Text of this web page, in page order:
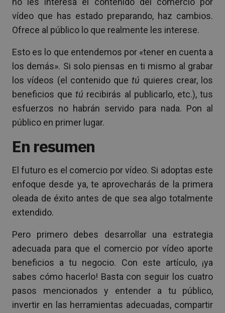
vídeo que has estado preparando, haz cambios.
Ofrece al público lo que realmente les interese.
Esto es lo que entendemos por «tener en cuenta a
los demás». Si solo piensas en ti mismo al grabar
los vídeos (el contenido quetú quieres crear, los
beneficios quetú recibirás al publicarlo, etc.), tus
esfuerzos no habrán servido para nada. Pon al
público en primer lugar.
En resumen
El futuro es el comercio por vídeo. Si adoptas este
enfoque desde ya, te aprovecharás de la primera
oleada de éxito antes de que sea algo totalmente
extendido.
Pero primero debes desarrollar una estrategia
adecuada para que el comercio por vídeo aporte
beneficios a tu negocio. Con este artículo, ¡ya
sabes cómo hacerlo! Basta con seguir los cuatro
pasos mencionados y entender a tu público,
invertir en las herramientas adecuadas, compartir